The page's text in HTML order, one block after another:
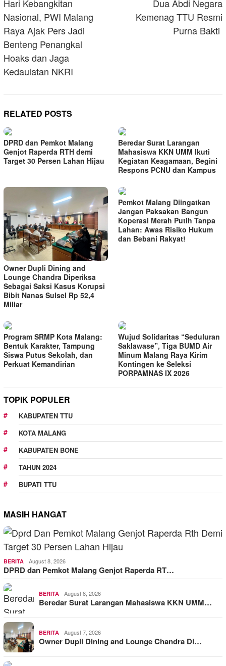
navigation
Hari Kebangkitan
Nasional, PWI Malang
Raya Ajak Pers Jadi
Benteng Penangkal
Hoaks dan Jaga
Kedaulatan NKRI
Dua Abdi Negara
Kemenag TTU Resmi
Purna Bakti
RELATED POSTS
DPRD dan Pemkot Malang
Genjot Raperda RTH demi
Target 30 Persen Lahan Hijau
Beredar Surat Larangan
Mahasiswa KKN UMM Ikuti
Kegiatan Keagamaan, Begini
Respons PCNU dan Kampus
Owner Dupli Dining and
Lounge Chandra Diperiksa
Sebagai Saksi Kasus Korupsi
Bibit Nanas Sulsel Rp 52,4
Miliar
Pemkot Malang Diingatkan
Jangan Paksakan Bangun
Koperasi Merah Putih Tanpa
Lahan: Awas Risiko Hukum
dan Bebani Rakyat!
Program SRMP Kota Malang:
Bentuk Karakter, Tampung
Siswa Putus Sekolah, dan
Perkuat Kemandirian
Wujud Solidaritas “Seduluran
Saklawase”, Tiga BUMD Air
Minum Malang Raya Kirim
Kontingen ke Seleksi
PORPAMNAS IX 2026
TOPIK POPULER
KABUPATEN TTU
KOTA MALANG
KABUPATEN BONE
TAHUN 2024
BUPATI TTU
MASIH HANGAT
BERITA August 8, 2026
DPRD dan Pemkot Malang Genjot Raperda RT…
BERITA August 8, 2026
Beredar Surat Larangan Mahasiswa KKN UMM…
BERITA August 7, 2026
Owner Dupli Dining and Lounge Chandra Di…